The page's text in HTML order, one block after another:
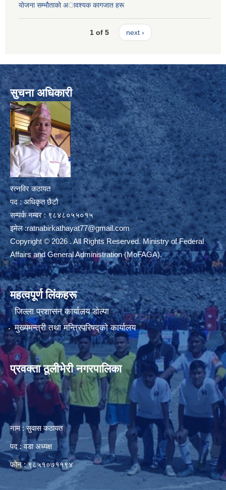
याेजना सम्भाैताकाे अावश्यक कागजात हरू
1 of 5 next ›
सुचना अधिकारी
रत्नविर कठायत
पद : अधिकृत छैटौ
सम्पर्क नम्बर : ९८४८०५५०१५
इमेल :ratnabirkathayat77@gmail.com
Copyright © 2026 . All Rights Reserved. Ministry of Federal
Affairs and General Administration (MoFAGA).
महत्वपूर्ण लिंकहरू
जिल्ला प्रशासन कार्यालय डाेल्पा
मुख्यमन्त्री तथा मन्त्रिपरिषद्को कार्यालय
प्रवक्ता ठूलीभेरी नगरपालिका
नाम : सुवास कठायत
पद : वडा अध्यक्ष
फोन : ९८५१०७११९४